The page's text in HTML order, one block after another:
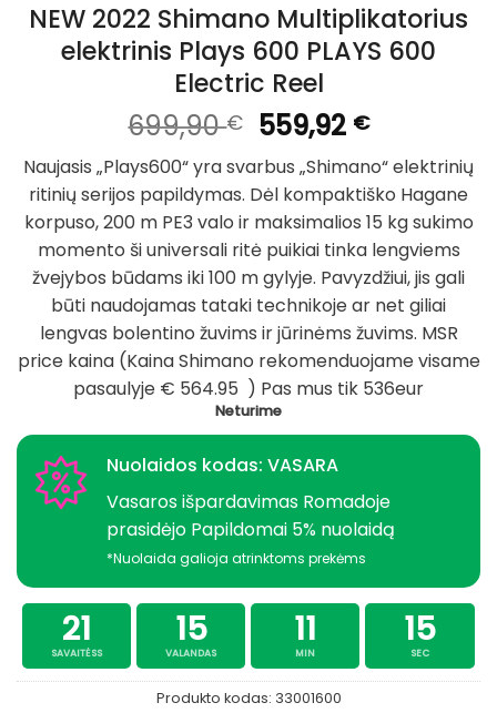
NEW 2022 Shimano Multiplikatorius
elektrinis Plays 600 PLAYS 600
Electric Reel
699,90€ Original
price
was:
699,90 €.
559,92 €Current
price
is:
559,92 €.
Naujasis „Plays600“ yra svarbus „Shimano“ elektrinių
ritinių serijos papildymas. Dėl kompaktiško Hagane
korpuso, 200 m PE3 valo ir maksimalios 15 kg sukimo
momento ši universali ritė puikiai tinka lengviems
žvejybos būdams iki 100 m gylyje. Pavyzdžiui, jis gali
būti naudojamas tataki technikoje ar net giliai
lengvas bolentino žuvims ir jūrinėms žuvims. MSR
price kaina (Kaina Shimano rekomenduojame visame
pasaulyje € 564.95 ) Pas mus tik 536eur
Neturime
Nuolaidos kodas: VASARA
Vasaros išpardavimas Romadoje
prasidėjo Papildomai 5% nuolaidą
*Nuolaida galioja atrinktoms prekėms
21
SAVAITĖSS
15
VALANDAS
11
MIN
14
SEC
Produkto kodas: 33001600